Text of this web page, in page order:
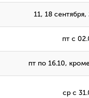
11, 18 сентября,
пт с
пт по 16.10,
ср с